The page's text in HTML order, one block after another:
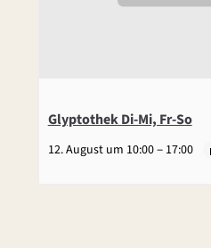
Glyptothek Di-Mi, Fr-So
12. August um 10:00– 17:00